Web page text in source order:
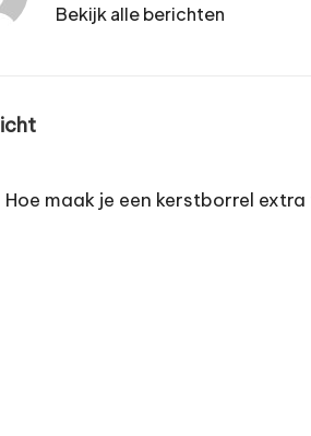
Bekijk alle berichten
Hoe maak je een kerstborrel